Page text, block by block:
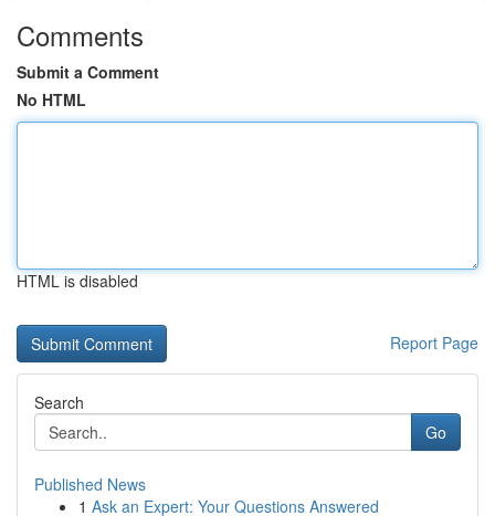
Comments
Submit a Comment
No HTML
HTML is disabled
Report Page
Search
Go
Published News
1 Ask an Expert: Your Questions Answered